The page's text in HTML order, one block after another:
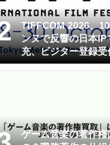
TIFFCOM 2026、
ンヌで反響の日本IP
充、ビジター登録受
ゲーム音楽の著作権